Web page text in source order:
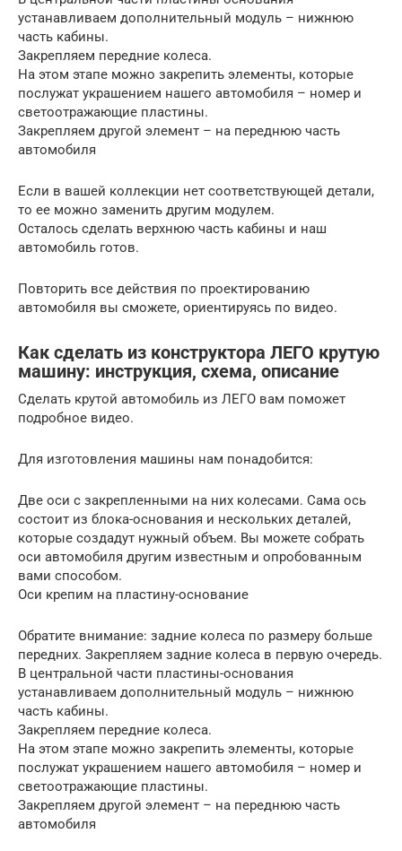
устанавливаем дополнительный модуль – нижнюю
часть кабины.
Закрепляем передние колеса.
На этом этапе можно закрепить элементы, которые
послужат украшением нашего автомобиля – номер и
светоотражающие пластины.
Закрепляем другой элемент – на переднюю часть
автомобиля
Если в вашей коллекции нет соответствующей детали,
то ее можно заменить другим модулем.
Осталось сделать верхнюю часть кабины и наш
автомобиль готов.
Повторить все действия по проектированию
автомобиля вы сможете, ориентируясь по видео.
Как сделать из конструктора ЛЕГО крутую
машину: инструкция, схема, описание
Сделать крутой автомобиль из ЛЕГО вам поможет
подробное видео.
Для изготовления машины нам понадобится:
Две оси с закрепленными на них колесами. Сама ось
состоит из блока-основания и нескольких деталей,
которые создадут нужный объем. Вы можете собрать
оси автомобиля другим известным и опробованным
вами способом.
Оси крепим на пластину-основание
Обратите внимание: задние колеса по размеру больше
передних. Закрепляем задние колеса в первую очередь.
В центральной части пластины-основания
устанавливаем дополнительный модуль – нижнюю
часть кабины.
Закрепляем передние колеса.
На этом этапе можно закрепить элементы, которые
послужат украшением нашего автомобиля – номер и
светоотражающие пластины.
Закрепляем другой элемент – на переднюю часть
автомобиля